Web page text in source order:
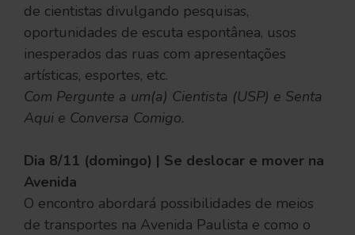
de cientistas divulgando pesquisas,
oportunidades de escuta espontânea, usos
inesperados das ruas com apresentações
artísticas, esportes, etc.
Com Pergunte a um(a) Cientista (USP) e Senta
Aqui e Conversa Comigo.
Dia 8/11 (domingo) | Se deslocar e mover na
Avenida
O encontro abordará possibilidades de meios
de transportes na Avenida Paulista e como o